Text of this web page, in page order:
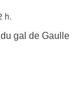
h.
gal de Gaulle